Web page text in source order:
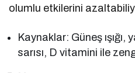
olumlu etkilerini
Kaynaklar: Güneş ışığı,
sarısı, D vitamini ile